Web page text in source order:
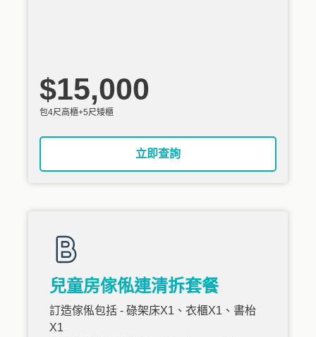
$15,000
包4尺高櫃+5尺矮櫃
立即查詢
兒童房傢俬連清拆套餐
訂造傢俬包括 - 碌架床X1、衣櫃X1、書枱
X1